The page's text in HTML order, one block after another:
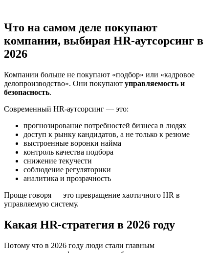
Что на самом деле покупают
компании, выбирая HR-аутсорсинг в
2026
Компании больше не покупают «подбор» или «кадровое
делопроизводство». Они покупают управляемость и
безопасность.
Современный HR-аутсорсинг — это:
прогнозирование потребностей бизнеса в людях
доступ к рынку кандидатов, а не только к резюме
выстроенные воронки найма
контроль качества подбора
снижение текучести
соблюдение регуляторики
аналитика и прозрачность
Проще говоря — это превращение хаотичного HR в
управляемую систему.
Какая HR-стратегия в 2026 году
Потому что в 2026 году люди стали главным